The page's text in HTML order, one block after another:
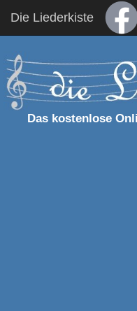
Die Liederkiste
Das kostenlose